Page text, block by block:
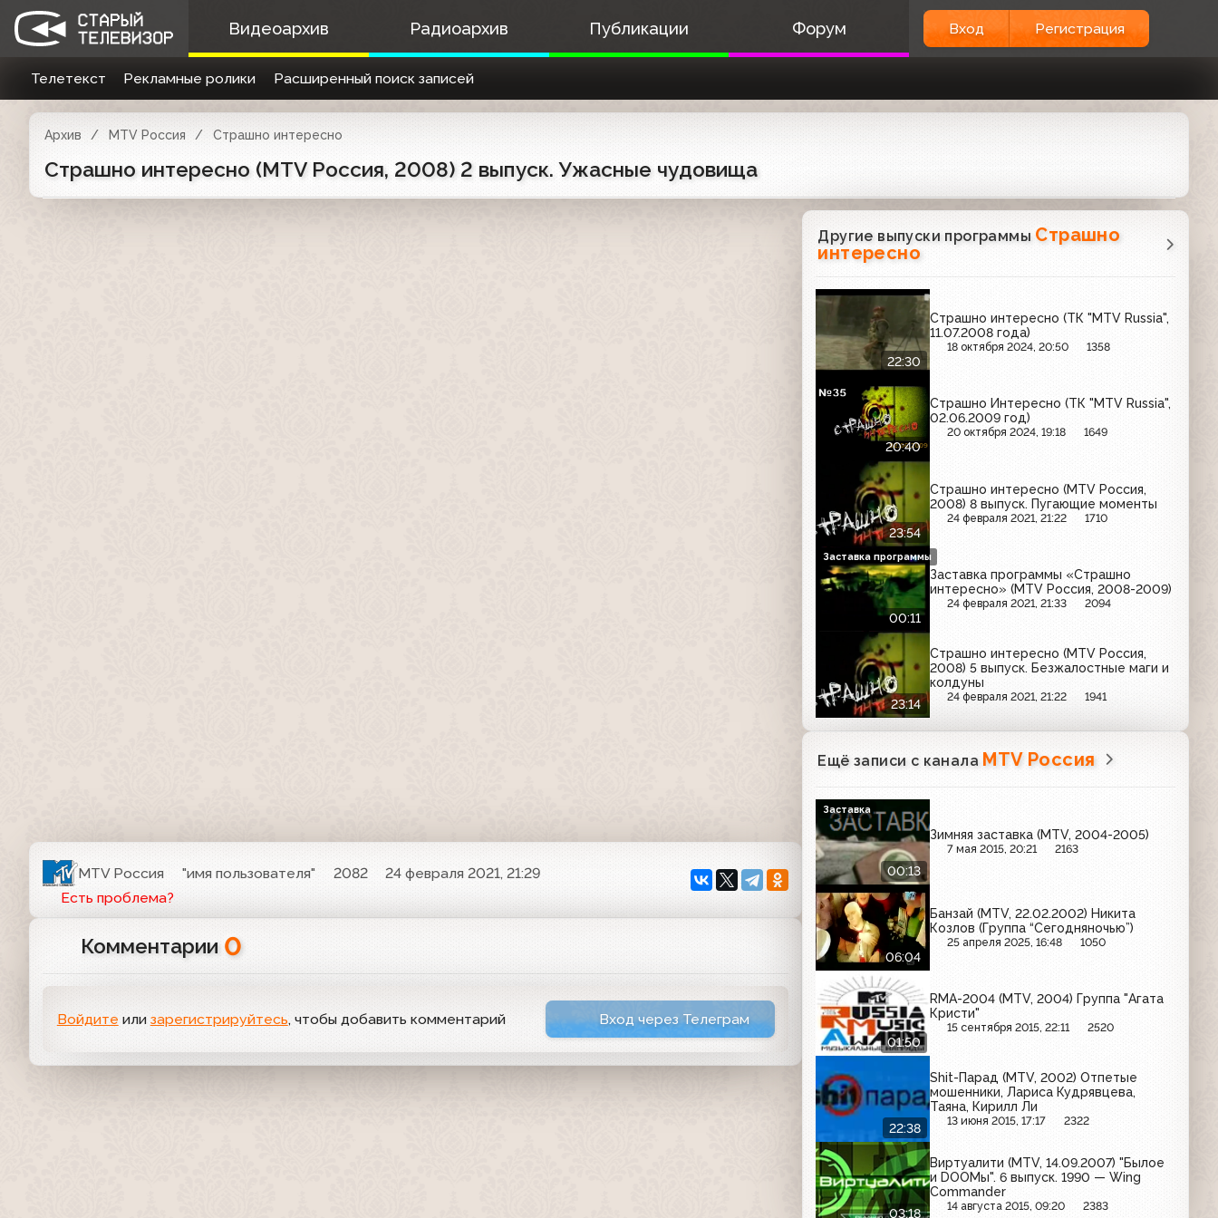
Видеоархив Радиоархив Публикации Форум Вход Регистрация
Телетекст Рекламные ролики Расширенный поиск записей
Архив MTV Россия Страшно интересно
Страшно интересно (MTV Россия, 2008) 2 выпуск. Ужасные чудовища
MTV Россия "имя пользователя" 2082
24 февраля 2021, 21:29
Есть проблема?
Комментарии 0
Войдите или зарегистрируйтесь, чтобы добавить комментарий Вход через Телеграм
Другие выпуски программы Страшно
интересно
22:30
Страшно интересно (ТК "MTV Russia",
11.07.2008 года)
18 октября 2024, 20:50 1358
20:40
Страшно Интересно (ТК "MTV Russia",
02.06.2009 год)
20 октября 2024, 19:18 1649
23:54
Страшно интересно (MTV Россия,
2008) 8 выпуск. Пугающие моменты
24 февраля 2021, 21:22 1710
00:11
Заставка программы «Страшно
интересно» (MTV Россия, 2008-2009)
24 февраля 2021, 21:33 2094
Заставка программы
23:14
Страшно интересно (MTV Россия,
2008) 5 выпуск. Безжалостные маги и
колдуны
24 февраля 2021, 21:22 1941
Ещё записи с канала MTV Россия
00:13
Зимняя заставка (MTV, 2004-2005)
7 мая 2015, 20:21 2163
Заставка
06:04
Банзай (MTV, 22.02.2002) Никита
Козлов (Группа “Сегодняночью”)
25 апреля 2025, 16:48 1050
01:50
RMA-2004 (MTV, 2004) Группа "Агата
Кристи"
15 сентября 2015, 22:11 2520
22:38
Shit-Парад (MTV, 2002) Отпетые
мошенники, Лариса Кудрявцева,
Таяна, Кирилл Ли
13 июня 2015, 17:17 2322
03:18
Виртуалити (MTV, 14.09.2007) "Былое
и DOOМы". 6 выпуск. 1990 — Wing
Commander
14 августа 2015, 09:20 2383